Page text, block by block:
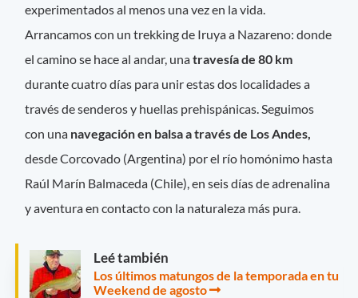
experimentados al menos una vez en la vida.
Arrancamos con un trekking de Iruya a Nazareno: donde
el camino se hace al andar, unatravesía de 80 km
durante cuatro días para unir estas dos localidades a
través de senderos y huellas prehispánicas. Seguimos
con una navegación en balsa a través de Los Andes,
desde Corcovado (Argentina) por el río homónimo hasta
Raúl Marín Balmaceda (Chile), en seis días de adrenalina
y aventura en contacto con la naturaleza más pura.
Leé también
Los últimos matungos de la temporada en tu
Weekend de agosto